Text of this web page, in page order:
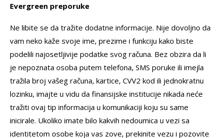
Evergreen preporuke
Ne libite se da tražite dodatne informacije. Nije dovoljno da
vam neko kaže svoje ime, prezime i funkciju kako biste
podelili najosetljivije podatke svog računa. Bez obzira da li
je nepoznata osoba putem telefona, SMS poruke ili imejla
tražila broj vašeg računa, kartice, CVV2 kod ili jednokratnu
lozinku, imajte u vidu da finansijske institucije nikada neće
tražiti ovaj tip informacija u komunikaciji koju su same
inicirale. Ukoliko imate bilo kakvih nedoumica u vezi sa
identitetom osobe koja vas zove, prekinite vezu i pozovite